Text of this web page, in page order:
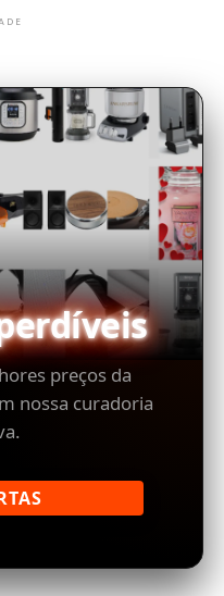
preços da
nossa curadoria